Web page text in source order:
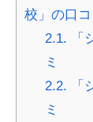
校」の口
2.1. 「
ミ
2.2. 「
ミ